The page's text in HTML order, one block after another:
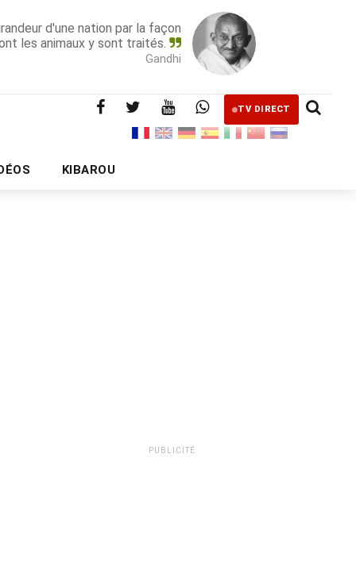
d'une nation par la façon
les animaux y sont traités.
Gandhi
TV DIRECT
KIBAROU
PUBLICITÉ